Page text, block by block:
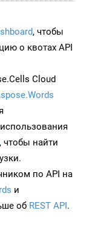
, чтобы
о квотах API
Cloud
, чтобы найти
по API на
и
об REST API.